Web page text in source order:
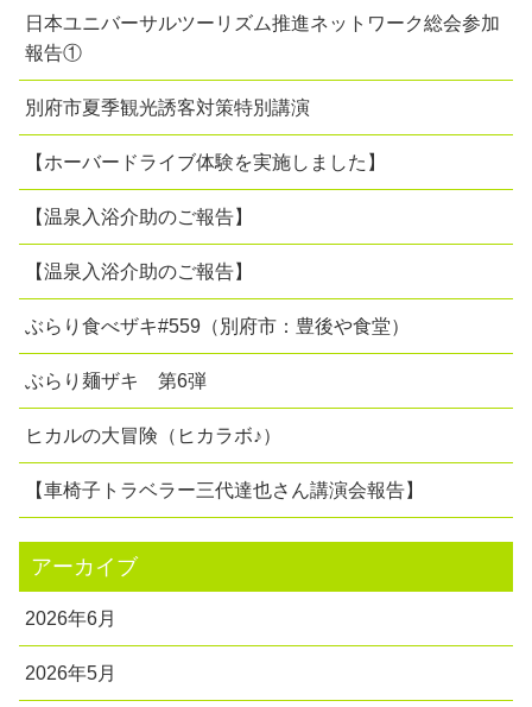
日本ユニバーサルツーリズム推進ネットワーク総会参加
報告①
別府市夏季観光誘客対策特別講演
【ホーバードライブ体験を実施しました】
【温泉入浴介助のご報告】
【温泉入浴介助のご報告】
ぶらり食べザキ#559（別府市：豊後や食堂）
ぶらり麺ザキ 第6弾
ヒカルの大冒険（ヒカラボ♪）
【車椅子トラベラー三代達也さん講演会報告】
アーカイブ
2026年6月
2026年5月